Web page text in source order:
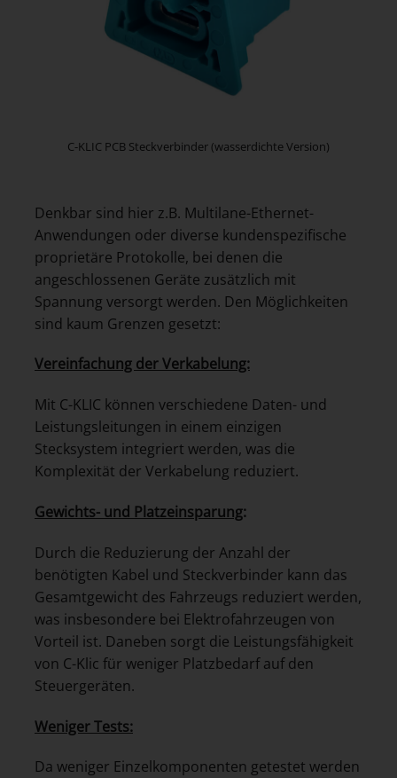
C-KLIC PCB Steckverbinder (wasserdichte Version)
Denkbar sind hier z.B. Multilane-Ethernet-
Anwendungen oder diverse kundenspezifische
proprietäre Protokolle, bei denen die
angeschlossenen Geräte zusätzlich mit
Spannung versorgt werden. Den Möglichkeiten
sind kaum Grenzen gesetzt:
Vereinfachung der Verkabelung:
Mit C-KLIC können verschiedene Daten- und
Leistungsleitungen in einem einzigen
Stecksystem integriert werden, was die
Komplexität der Verkabelung reduziert.
Gewichts- und Platzeinsparung:
Durch die Reduzierung der Anzahl der
benötigten Kabel und Steckverbinder kann das
Gesamtgewicht des Fahrzeugs reduziert werden,
was insbesondere bei Elektrofahrzeugen von
Vorteil ist. Daneben sorgt die Leistungsfähigkeit
von C-Klic für weniger Platzbedarf auf den
Steuergeräten.
Weniger Tests:
Da weniger Einzelkomponenten getestet werden